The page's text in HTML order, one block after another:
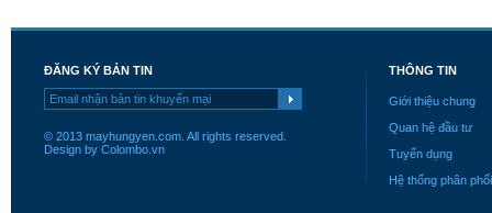
ĐĂNG KÝ BẢN TIN
© 2013 mayhungyen.com. All rights reserved.
Design by Colombo.vn
THÔNG TIN
Giới thiệu chung
Quan hệ đầu tư
Tuyển dụng
Hệ thống phân phối